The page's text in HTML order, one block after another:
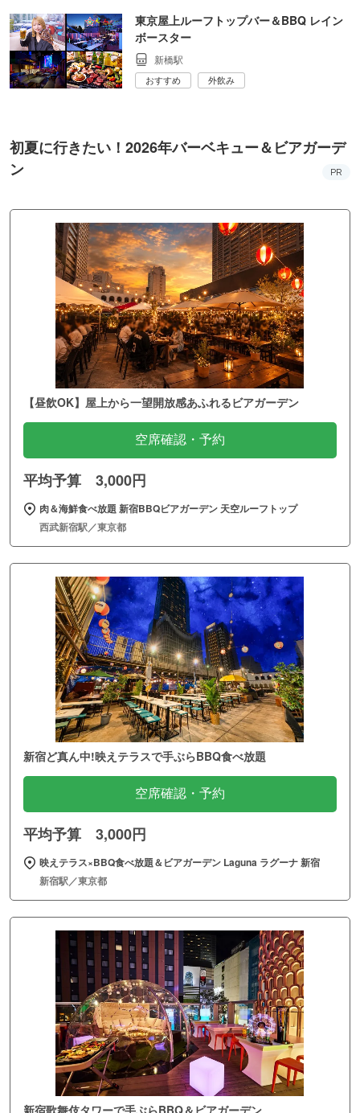
東京屋上ルーフトップバー＆BBQ レイン
ボースター
新橋駅
おすすめ 外飲み
初夏に行きたい！2026年バーベキュー＆ビアガーデ
ン
PR
【昼飲OK】屋上から一望開放感あふれるビアガーデン
空席確認・予約
平均予算 3,000円
肉＆海鮮食べ放題 新宿BBQビアガーデン 天空ルーフトップ
西武新宿駅／東京都
新宿ど真ん中!映えテラスで手ぶらBBQ食べ放題
空席確認・予約
平均予算 3,000円
映えテラス×BBQ食べ放題＆ビアガーデン Laguna ラグーナ 新宿
新宿駅／東京都
新宿歌舞伎タワーで手ぶらBBQ＆ビアガーデン